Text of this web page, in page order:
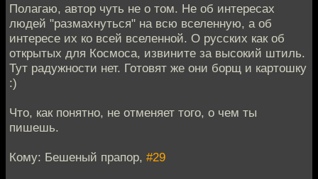
Полагаю, автор чуть не о том. Не об интересах
людей "размахнуться" на всю вселенную, а об
интересе их ко всей вселенной. О русских как об
открытых для Космоса, извините за высокий штиль.
Тут радужности нет. Готовят же они борщ и картошку
:)
Что, как понятно, не отменяет того, о чем ты
пишешь.
Кому: Бешеный прапор, #29